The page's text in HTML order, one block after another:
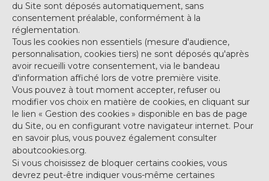
du Site sont déposés automatiquement, sans
consentement préalable, conformément à la
réglementation.
Tous les cookies non essentiels (mesure d'audience,
personnalisation, cookies tiers) ne sont déposés qu'après
avoir recueilli votre consentement, via le bandeau
d'information affiché lors de votre première visite.
Vous pouvez à tout moment accepter, refuser ou
modifier vos choix en matière de cookies, en cliquant sur
le lien « Gestion des cookies » disponible en bas de page
du Site, ou en configurant votre navigateur internet. Pour
en savoir plus, vous pouvez également consulter
aboutcookies.org.
Si vous choisissez de bloquer certains cookies, vous
devrez peut-être indiquer vous-même certaines